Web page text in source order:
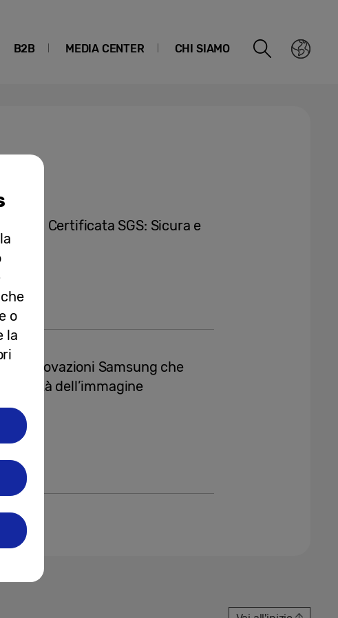
B2B MEDIA CENTER CHI SIAMO
Certificata SGS: Sicura e
di innovazioni Samsung che
qualità dell’immagine
o
la